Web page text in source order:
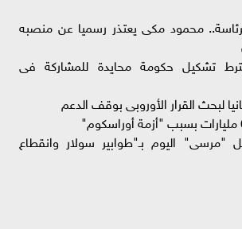
محمود مكى يعتذر رسميا عن منصبه
تشكيل حكومة محايدة للمشاركة فى
لبحث القرار الأوروبى بوقف الدعم
اليوم بـ"طوابير سولار وانقطاع